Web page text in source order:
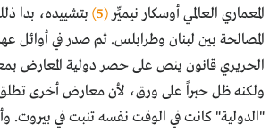
المعماري العالمي أوسكار نيميِّر (5)
بتشييده، بدا
المصالحة بين لبنان وطرابلس. ثم صدر في أوائل
الحريري قانون ينص على حصر دولية المعارض
ولكنه ظل حبراً على ورق، لأن معارض أخرى
"الدولية" كانت في الوقت نفسه تنبت في بيروت.